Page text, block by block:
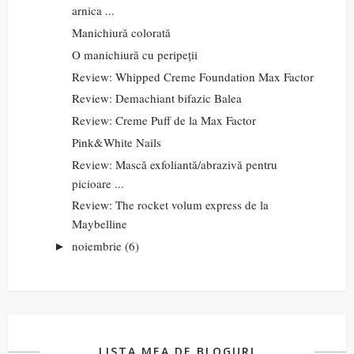
arnica ...
Manichiură colorată
O manichiură cu peripeții
Review: Whipped Creme Foundation Max Factor
Review: Demachiant bifazic Balea
Review: Creme Puff de la Max Factor
Pink&White Nails
Review: Mască exfoliantă/abrazivă pentru
picioare ...
Review: The rocket volum express de la
Maybelline
► noiembrie (6)